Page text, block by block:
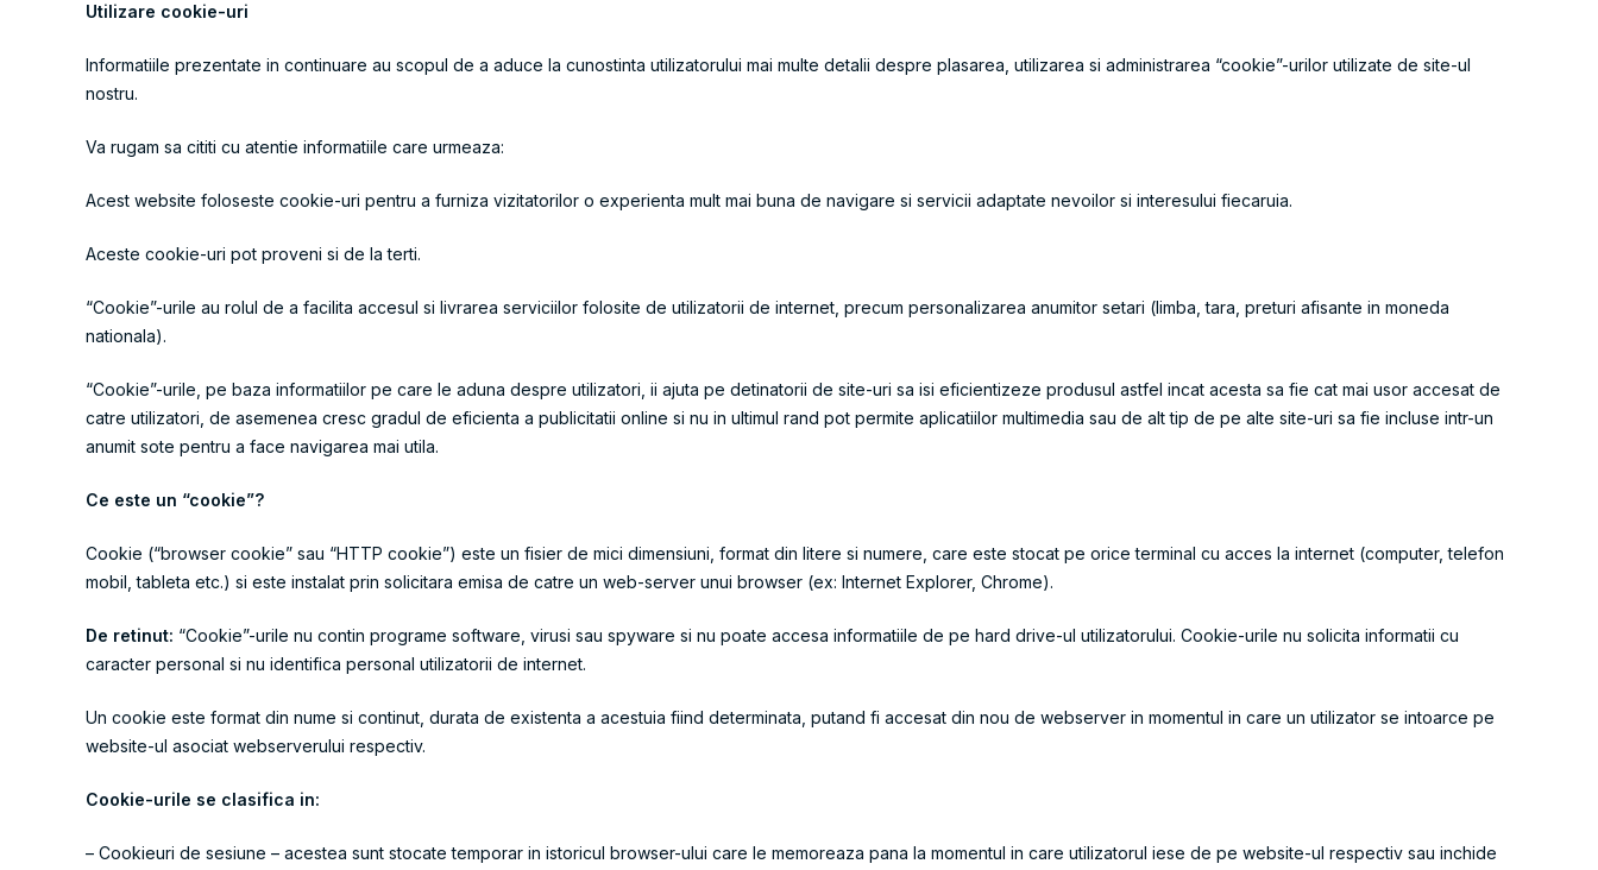
Utilizare cookie-uri
Informatiile prezentate in continuare au scopul de a aduce la cunostinta utilizatorului mai multe detalii despre plasarea, utilizarea si administrarea “cookie”-urilor utilizate de site-ul
nostru.
Va rugam sa cititi cu atentie informatiile care urmeaza:
Acest website foloseste cookie-uri pentru a furniza vizitatorilor o experienta mult mai buna de navigare si servicii adaptate nevoilor si interesului fiecaruia.
Aceste cookie-uri pot proveni si de la terti.
“Cookie”-urile au rolul de a facilita accesul si livrarea serviciilor folosite de utilizatorii de internet, precum personalizarea anumitor setari (limba, tara, preturi afisante in moneda
nationala).
“Cookie”-urile, pe baza informatiilor pe care le aduna despre utilizatori, ii ajuta pe detinatorii de site-uri sa isi eficientizeze produsul astfel incat acesta sa fie cat mai usor accesat de
catre utilizatori, de asemenea cresc gradul de eficienta a publicitatii online si nu in ultimul rand pot permite aplicatiilor multimedia sau de alt tip de pe alte site-uri sa fie incluse intr-un
anumit sote pentru a face navigarea mai utila.
Ce este un “cookie”?
Cookie (“browser cookie” sau “HTTP cookie”) este un fisier de mici dimensiuni, format din litere si numere, care este stocat pe orice terminal cu acces la internet (computer, telefon
mobil, tableta etc.) si este instalat prin solicitara emisa de catre un web-server unui browser (ex: Internet Explorer, Chrome).
De retinut: “Cookie”-urile nu contin programe software, virusi sau spyware si nu poate accesa informatiile de pe hard drive-ul utilizatorului. Cookie-urile nu solicita informatii cu
caracter personal si nu identifica personal utilizatorii de internet.
Un cookie este format din nume si continut, durata de existenta a acestuia fiind determinata, putand fi accesat din nou de webserver in momentul in care un utilizator se intoarce pe
website-ul asociat webserverului respectiv.
Cookie-urile se clasifica in:
– Cookieuri de sesiune – acestea sunt stocate temporar in istoricul browser-ului care le memoreaza pana la momentul in care utilizatorul iese de pe website-ul respectiv sau inchide